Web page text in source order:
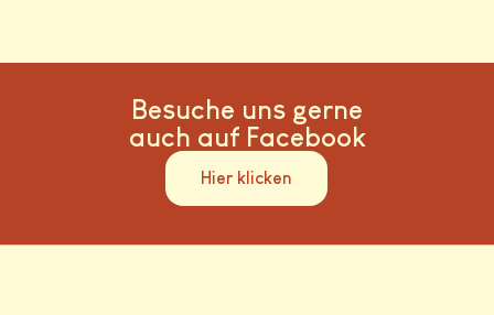
Besuche uns gerne
auch auf Facebook
Hier klicken